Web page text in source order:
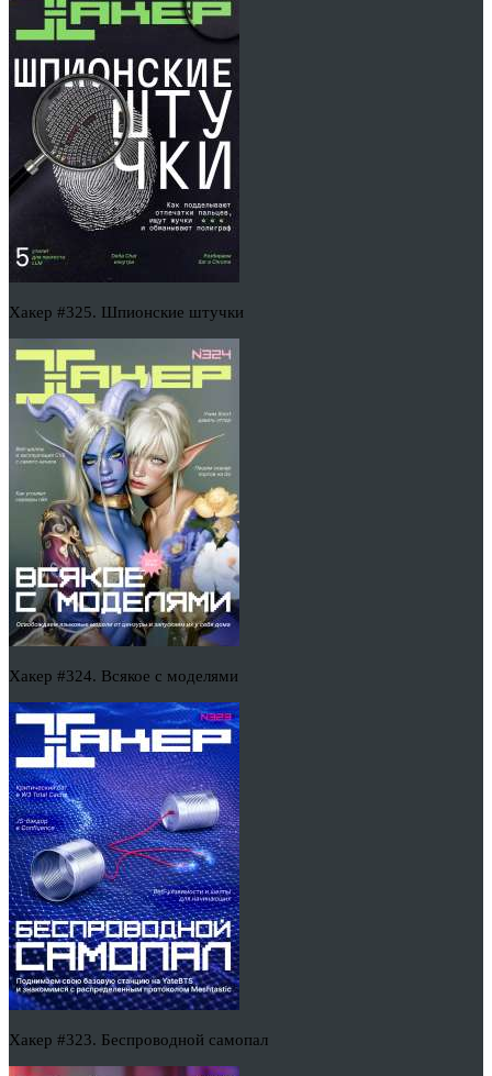
Хакер #325. Шпионские штучки
Хакер #324. Всякое с моделями
Хакер #323. Беспроводной самопал